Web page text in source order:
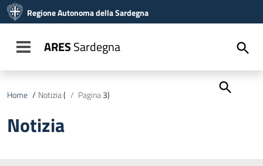
Vai al menu di navigazione
Vai al footer
Regione Autonoma della Sardegna
Toggle navigation
ARESSardegna
Home / Notizia( / Pagina3)
Notizia